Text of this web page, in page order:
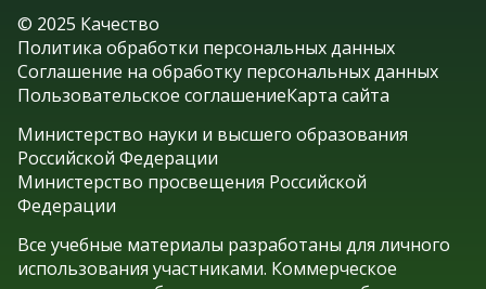
© 2025 Качество
Политика обработки персональных данных
Соглашение на обработку персональных данных
Пользовательское соглашениеКарта сайта
Министерство науки и высшего образования
Российской Федерации
Министерство просвещения Российской
Федерации
Все учебные материалы разработаны для личного
использования участниками. Коммерческое